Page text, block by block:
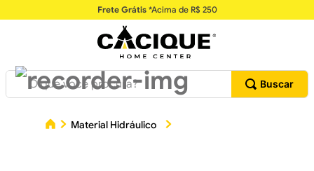
Frete Grátis*Acima de R$ 250
O que você procura?
Material Hidráulico